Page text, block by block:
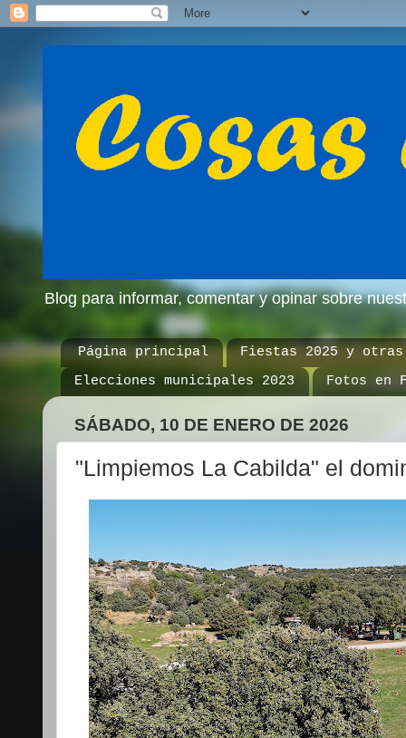
Blog para informar, comentar y opinar sobre
Página principal
Fiestas 2025 y otras
Elecciones municipales 2023
Fotos en
SÁBADO, 10 DE ENERO DE 2026
"Limpiemos La Cabilda" el